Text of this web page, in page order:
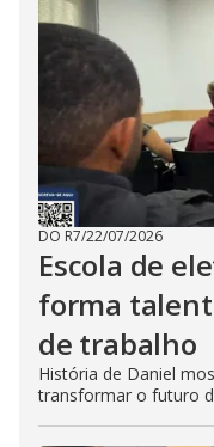
DO R7/22/07/2026
Escola de
forma
de trabalho
História de Daniel
transformar o futuro